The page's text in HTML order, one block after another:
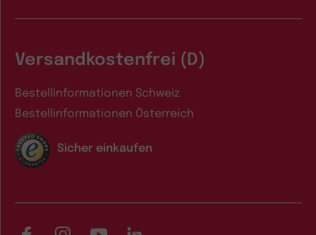
Versandkostenfrei (D)
Bestellinformationen Schweiz
Bestellinformationen Österreich
Sicher einkaufen